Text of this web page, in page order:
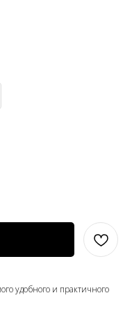
удобного и практичного